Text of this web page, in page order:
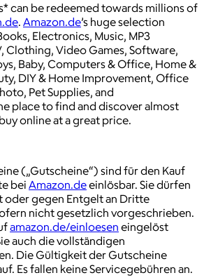
can be redeemed towards millions of
. Amazon.de’s huge selection
Electronics, Music, MP3
Clothing, Video Games, Software,
Baby, Computers & Office, Home &
DIY & Home Improvement, Office
Pet Supplies, and
place to find and discover almost
online at a great price.
(„Gutscheine“) sind für den Kauf
beiAmazon.deeinlösbar. Sie dürfen
gegen Entgelt an Dritte
nicht gesetzlich vorgeschrieben.
amazon.de/einloesen eingelöst
auch die vollständigen
Die Gültigkeit der Gutscheine
Es fallen keine Servicegebühren an.